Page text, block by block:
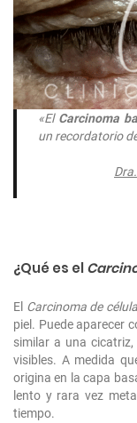
«El Carcinoma
un recordatorio
¿Qué es el
El Carcinoma de
piel. Puede aparecer
similar a una
visibles. A medida
origina en la capa
lento y rara vez
tiempo.